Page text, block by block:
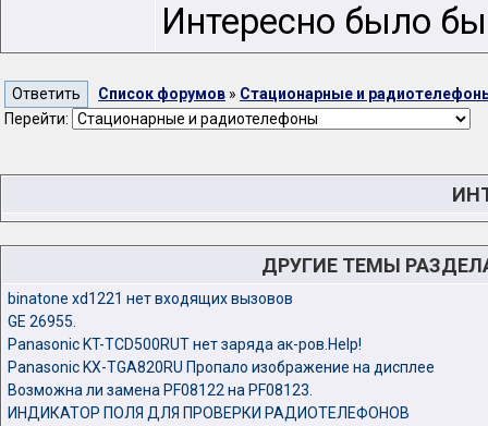
Интересно было бы
Список форумов » Стационарные и
Перейти:
ДРУГИЕ ТЕМЫ
binatone xd1221 нет входящих вызовов
GE 26955.
Panasonic KT-TCD500RUT нет заряда ак-ров.Help!
Panasonic KX-TGA820RU Пропало изображение на дисплее
Возможна ли замена PF08122 на PF08123.
ИНДИКАТОР ПОЛЯ ДЛЯ ПРОВЕРКИ РАДИОТЕЛЕФОНОВ